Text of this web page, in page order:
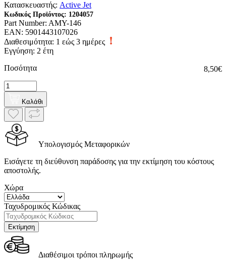
Κατασκευαστής: Active Jet
Κωδικός Προϊόντος: 1204057
Part Number: AMY-146
EAN: 5901443107026
Διαθεσιμότητα: 1 εώς 3 ημέρες
Εγγύηση: 2 έτη
8,50€
Ποσότητα
Καλάθι
Υπολογισμός Μεταφορικών
Εισάγετε τη διεύθυνση παράδοσης για την εκτίμηση του κόστους
αποστολής.
Χώρα
Ταχυδρομικός Κώδικας
Διαθέσιμοι τρόποι πληρωμής